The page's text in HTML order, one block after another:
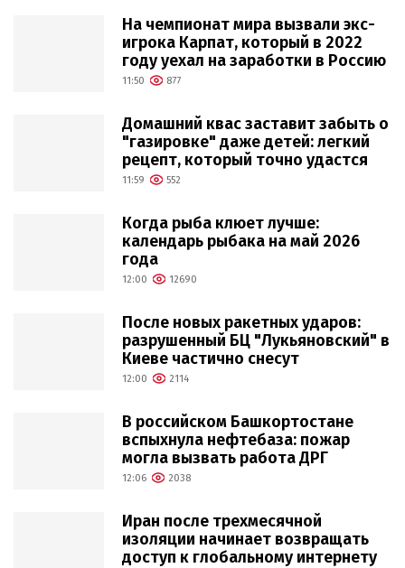
На чемпионат мира вызвали экс-
игрока Карпат, который в 2022
году уехал на заработки в Россию
11:50 877
Домашний квас заставит забыть о
"газировке" даже детей: легкий
рецепт, который точно удастся
11:59 552
Когда рыба клюет лучше:
календарь рыбака на май 2026
года
12:00 12690
После новых ракетных ударов:
разрушенный БЦ "Лукьяновский" в
Киеве частично снесут
12:00 2114
В российском Башкортостане
вспыхнула нефтебаза: пожар
могла вызвать работа ДРГ
12:06 2038
Иран после трехмесячной
изоляции начинает возвращать
доступ к глобальному интернету